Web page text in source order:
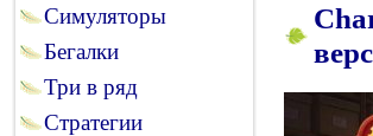
Симуляторы
Бегалки
Три в ряд
Стратегии